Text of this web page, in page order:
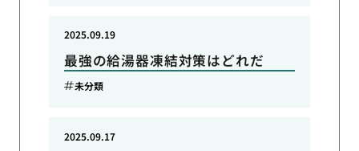
最強の給湯器凍結対策はどれだ
2025.09.19
未分類
2025.09.17